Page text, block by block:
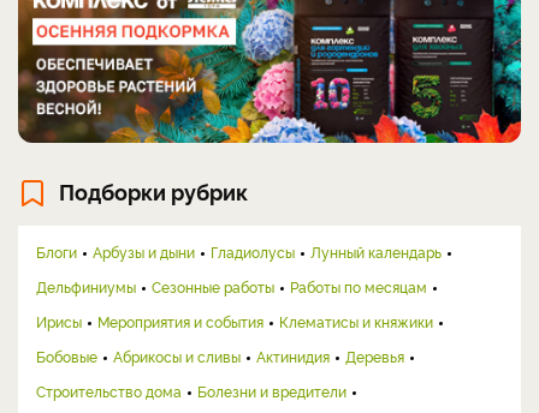
Подборки рубрик
Блоги Арбузы и дыни Гладиолусы
Лунный календарь
Дельфиниумы
Сезонные работы
Работы по месяцам
Ирисы
Мероприятия и события
Клематисы и княжики
Бобовые
Абрикосы и сливы Актинидия
Деревья
Строительство дома
Болезни и вредители